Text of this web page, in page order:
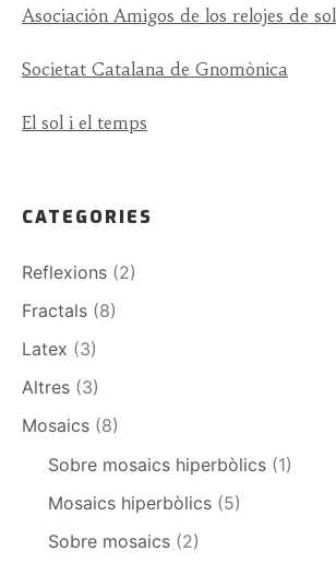
Asociación Amigos de los relojes de sol
Societat Catalana de Gnomònica
El sol i el temps
CATEGORIES
Reflexions (2)
Fractals (8)
Latex (3)
Altres (3)
Mosaics (8)
Sobre mosaics hiperbòlics (1)
Mosaics hiperbòlics (5)
Sobre mosaics (2)